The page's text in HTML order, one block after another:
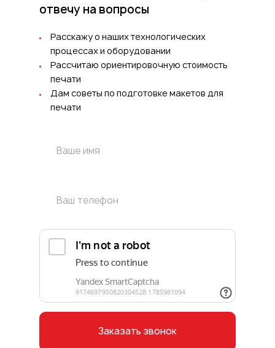
отвечу на вопросы
Расскажу о наших технологических
процессах и оборудовании
Рассчитаю ориентировочную стоимость
печати
Дам советы по подготовке макетов для
печати
Заказать звонок